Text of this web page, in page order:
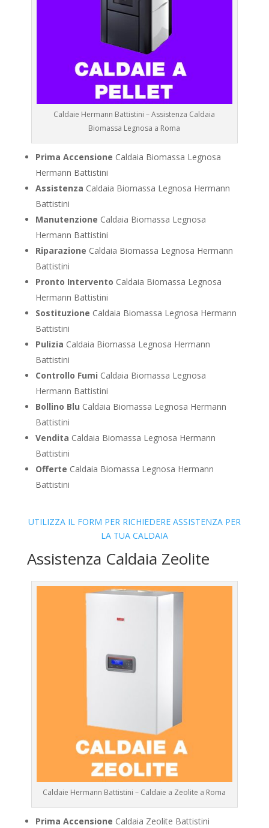
Caldaie Hermann Battistini – Assistenza Caldaia
Biomassa Legnosa a Roma
Prima Accensione Caldaia Biomassa Legnosa
Hermann Battistini
Assistenza Caldaia Biomassa Legnosa Hermann
Battistini
Manutenzione Caldaia Biomassa Legnosa
Hermann Battistini
Riparazione Caldaia Biomassa Legnosa Hermann
Battistini
Pronto Intervento Caldaia Biomassa Legnosa
Hermann Battistini
Sostituzione Caldaia Biomassa Legnosa Hermann
Battistini
Pulizia Caldaia Biomassa Legnosa Hermann
Battistini
Controllo Fumi Caldaia Biomassa Legnosa
Hermann Battistini
Bollino Blu Caldaia Biomassa Legnosa Hermann
Battistini
Vendita Caldaia Biomassa Legnosa Hermann
Battistini
Offerte Caldaia Biomassa Legnosa Hermann
Battistini
UTILIZZA IL FORM PER RICHIEDERE ASSISTENZA PER
LA TUA CALDAIA
Assistenza Caldaia Zeolite
Caldaie Hermann Battistini – Caldaie a Zeolite a Roma
Prima Accensione Caldaia Zeolite Battistini